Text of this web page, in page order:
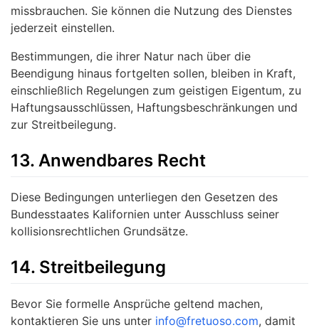
missbrauchen. Sie können die Nutzung des Dienstes
jederzeit einstellen.
Bestimmungen, die ihrer Natur nach über die
Beendigung hinaus fortgelten sollen, bleiben in Kraft,
einschließlich Regelungen zum geistigen Eigentum, zu
Haftungsausschlüssen, Haftungsbeschränkungen und
zur Streitbeilegung.
13. Anwendbares Recht
Diese Bedingungen unterliegen den Gesetzen des
Bundesstaates Kalifornien unter Ausschluss seiner
kollisionsrechtlichen Grundsätze.
14. Streitbeilegung
Bevor Sie formelle Ansprüche geltend machen,
kontaktieren Sie uns unter info@fretuoso.com, damit